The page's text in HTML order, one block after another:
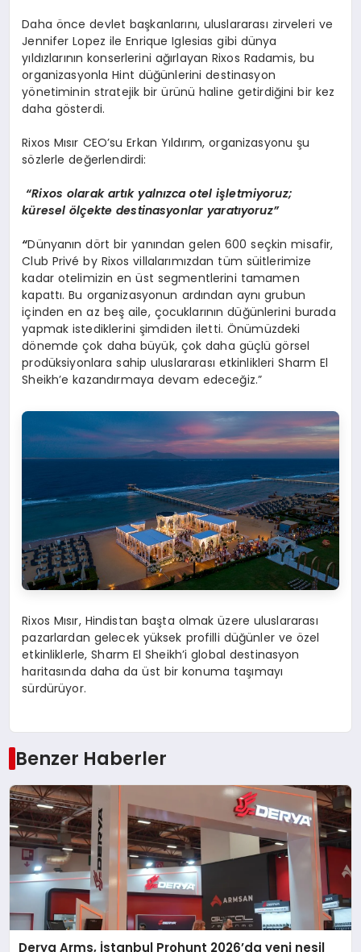
Daha önce devlet başkanlarını, uluslararası zirveleri ve
Jennifer Lopez ile Enrique Iglesias gibi dünya
yıldızlarının konserlerini ağırlayan Rixos Radamis, bu
organizasyonla Hint düğünlerini destinasyon
yönetiminin stratejik bir ürünü haline getirdiğini bir kez
daha gösterdi.
Rixos Mısır CEO’su Erkan Yıldırım, organizasyonu şu
sözlerle değerlendirdi:
“Rixos olarak artık yalnızca otel işletmiyoruz;
küreselölçekte destinasyonlar yaratıyoruz”
“Dünyanın dört bir yanından gelen 600 seçkin misafir,
Club Privé by Rixos villalarımızdan tüm süitlerimize
kadar otelimizin en üst segmentlerini tamamen
kapattı. Bu organizasyonun ardından aynı grubun
içinden en az beş aile, çocuklarının düğünlerini burada
yapmak istediklerini şimdiden iletti. Önümüzdeki
dönemde çok daha büyük, çok daha güçlü görsel
prodüksiyonlara sahip uluslararası etkinlikleri Sharm El
Sheikh’e kazandırmaya devam edeceğiz.”
Rixos Mısır, Hindistan başta olmak üzere uluslararası
pazarlardan gelecek yüksek profilli düğünler ve özel
etkinliklerle, Sharm El Sheikh’i global destinasyon
haritasında daha da üst bir konuma taşımayı
sürdürüyor.
Benzer Haberler
Derya Arms, İstanbul Prohunt 2026’da yeni nesil